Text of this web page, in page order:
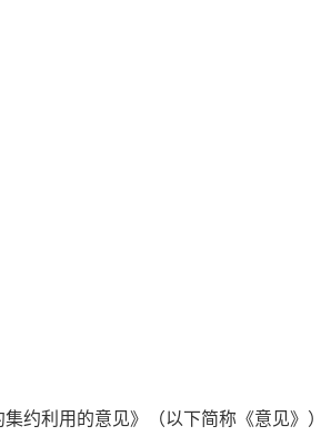
约利用的意见》（以下简称《意见